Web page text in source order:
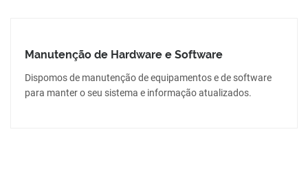
Manutenção de Hardware e Software
Dispomos de manutenção de equipamentos e de software
para manter o seu sistema e informação atualizados.